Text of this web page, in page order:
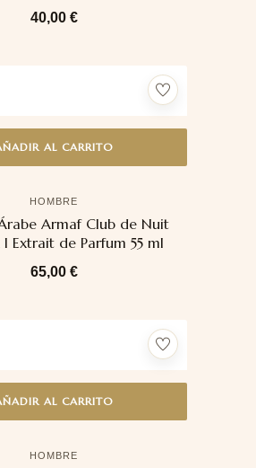
40,00 €
AL CARRITO
HOMBRE
Armaf Club de Nuit
I Extrait de Parfum 55 ml
65,00 €
AL CARRITO
HOMBRE